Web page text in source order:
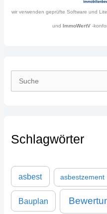
wir verwenden geprüfte Software und
und ImmoWertV -
e
n
c
h
Schlagwörter
asbest asbestzement
Bauplan